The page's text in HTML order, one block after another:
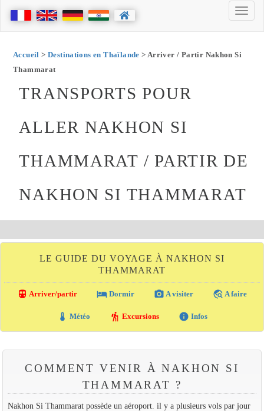
Accueil > Destinations en Thaïlande > Arriver / Partir Nakhon Si
Thammarat
TRANSPORTS POUR
ALLER NAKHON SI
THAMMARAT / PARTIR DE
NAKHON SI THAMMARAT
LE GUIDE DU VOYAGE À NAKHON SI
THAMMARAT
directions_transit Arriver/partir local_hotel Dormir photo_camera A visiter travel_explore A faire
thermostat Météo hiking Excursions info Infos
COMMENT VENIR À NAKHON SI
THAMMARAT ?
Nakhon Si Thammarat possède un aéroport. il y a plusieurs vols par jour